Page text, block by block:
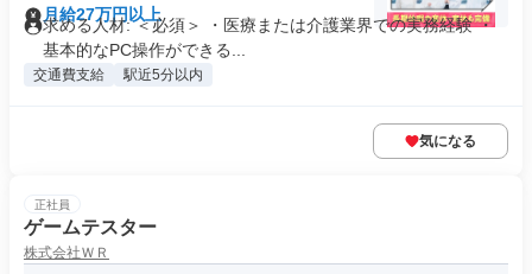
月給27万円以上
求める人材: ＜必須＞ ・医療または介護業界での実務経験 ・
基本的なPC操作ができる...
交通費支給 駅近5分以内
気になる
正社員
ゲームテスター
株式会社ＷＲ